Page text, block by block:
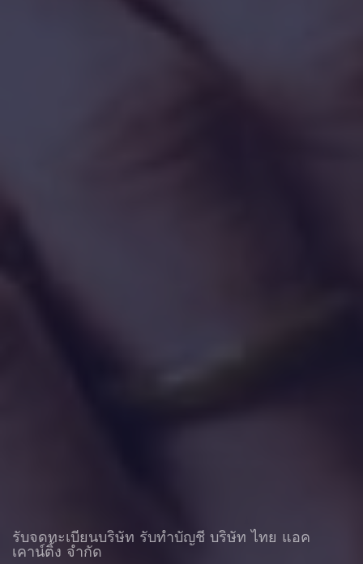
รับจดทะเบียนบริษัท รับทําบัญชี บริษัท ไทย แอค
เคาน์ติ้ง จำกัด